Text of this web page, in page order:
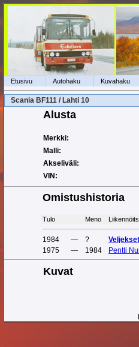
Etusivu Autohaku Kuvahaku
Scania BF111 / Lahti 10
Alusta
Merkki:
Malli:
Akseliväli:
VIN:
Omistushistoria
Tulo Meno
1984 — ?
1975
— 1984 Pentti
Kuvat